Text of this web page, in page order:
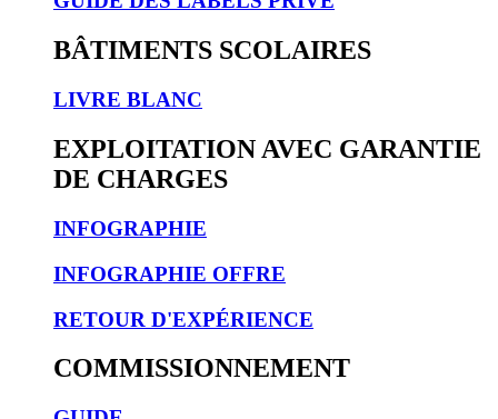
BÂTIMENTS SCOLAIRES
LIVRE BLANC
EXPLOITATION AVEC GARANTIE
DE CHARGES
INFOGRAPHIE
INFOGRAPHIE OFFRE
RETOUR D'EXPÉRIENCE
COMMISSIONNEMENT